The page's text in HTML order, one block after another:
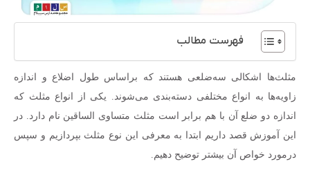
فهرست مطالب
مثلث‌ها اشکالی سه‌ضلعی هستند که براساس طول اضلاع و اندازه
زاویه‌ها به انواع مختلفی دسته‌بندی می‌شوند. یکی از انواع مثلث که
اندازه دو ضلع آن با هم برابر است مثلث متساوی الساقین نام دارد. در
این آموزش قصد داریم ابتدا به معرفی این نوع مثلث بپردازیم و سپس
درمورد خواص آن بیشتر توضیح دهیم.